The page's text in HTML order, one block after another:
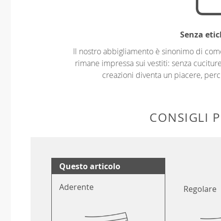
Senza
Il nostro abbigliamento è sinonimo di
rimane impressa sui vestiti: senza
creazioni diventa un piacere,
CONSIGLI
Questo articolo
Aderente
Regolare